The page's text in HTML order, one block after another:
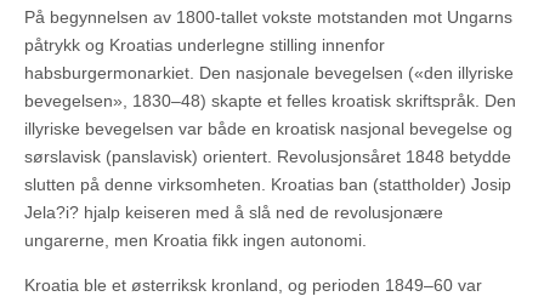
På begynnelsen av 1800-tallet vokste motstanden mot Ungarns
påtrykk og Kroatias underlegne stilling innenfor
habsburgermonarkiet. Den nasjonale bevegelsen («den illyriske
bevegelsen», 1830–48) skapte et felles kroatisk skriftspråk. Den
illyriske bevegelsen var både en kroatisk nasjonal bevegelse og
sørslavisk (panslavisk) orientert. Revolusjonsåret 1848 betydde
slutten på denne virksomheten. Kroatias ban (stattholder) Josip
Jela?i? hjalp keiseren med å slå ned de revolusjonære
ungarerne, men Kroatia fikk ingen autonomi.
Kroatia ble et østerriksk kronland, og perioden 1849–60 var